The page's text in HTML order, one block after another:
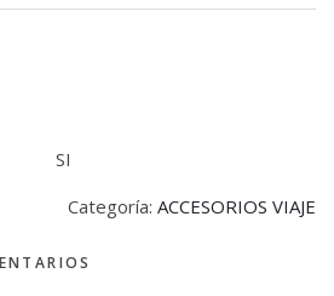
SI
Categoría: ACCESORIOS VIAJE